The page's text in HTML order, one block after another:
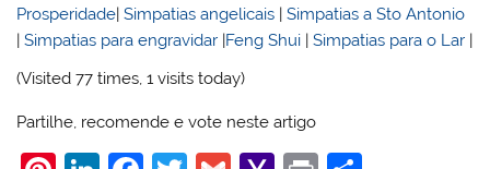
Prosperidade|Simpatias angelicais |Simpatias a Sto Antonio
|Simpatias para engravidar |Feng Shui |Simpatias para o Lar |
(Visited 77 times, 1 visits today)
Partilhe, recomende e vote neste artigo